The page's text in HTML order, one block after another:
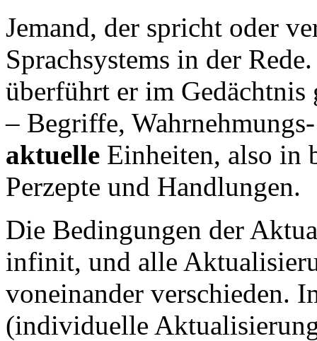
Jemand, der spricht oder
Sprachsystems in der
überführt er im Gedächtnis
– Begriffe,
aktuelle Einheiten, also in
Perzepte und Handlungen.
Die Bedingungen der
infinit, und alle
voneinander verschieden.
(individuelle